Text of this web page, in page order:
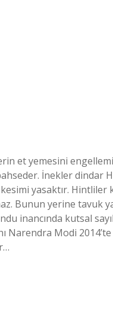
et yemesini
İnekler dindar
yasaktır. Hintliler
Bunun yerine tavuk
inancında kutsal
Narendra Modi